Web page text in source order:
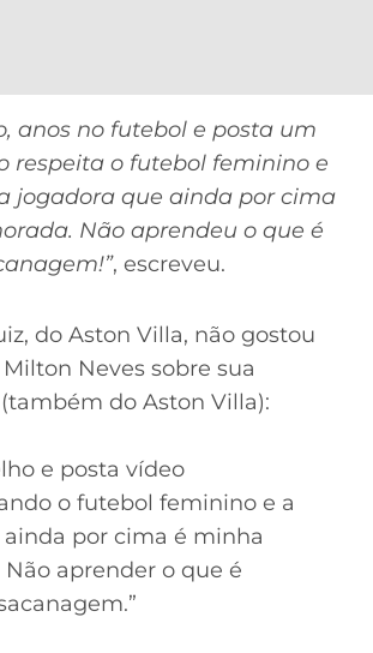
anos no futebol e posta um
respeita o futebol feminino e
jogadora que ainda por cima
Não aprendeu o que é
, escreveu.
do Aston Villa, não gostou
Neves sobre sua
do Aston Villa):
e posta vídeo
o futebol feminino e a
por cima é minha
aprender o que é